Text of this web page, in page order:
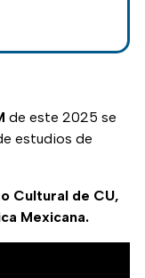
de este 2025 se
estudios de
Cultural de CU,
Mexicana.